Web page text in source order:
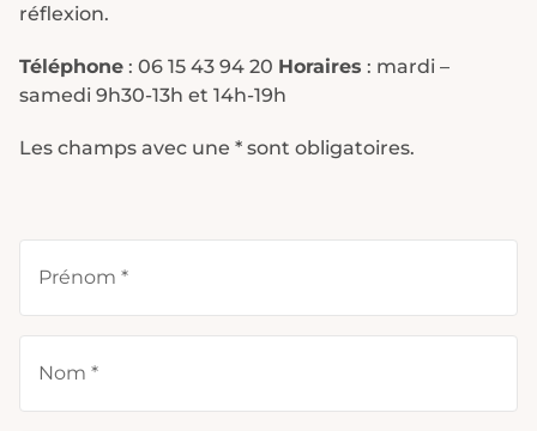
réflexion.
Téléphone : 06 15 43 94 20 Horaires : mardi –
samedi 9h30-13h et 14h-19h
Les champs avec une * sont obligatoires.
Prénom *
Nom *